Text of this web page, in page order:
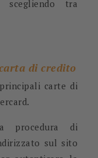
scegliendo tra
di credito
carte di
procedura di
sul sito